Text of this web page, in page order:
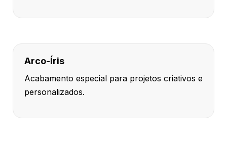
Arco-Íris
Acabamento especial para projetos criativos e
personalizados.